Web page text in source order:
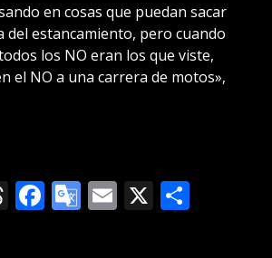
en cosas que puedan sacar
del estancamiento, pero cuando
los NO eran los que viste,
el NO a una carrera de motos»,
Threads
Facebook
Google
Email
X